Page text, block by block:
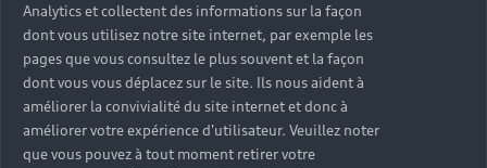
Analytics et collectent des informations sur la façon
dont vous utilisez notre site internet, par exemple les
pages que vous consultez le plus souvent et la façon
dont vous vous déplacez sur le site. Ils nous aident à
améliorer la convivialité du site internet et donc à
améliorer votre expérience d'utilisateur. Veuillez noter
que vous pouvez à tout moment retirer votre